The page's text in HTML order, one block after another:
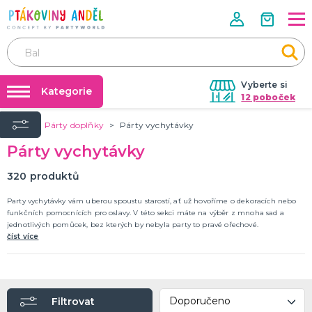
Vyberte si
12 poboček
Půjčovna kostýmů
Párty výzdoba na klíč
Nafukování balónků
Prodejny
Rozvoz
Párty Blog
Kariéra
Kontakt
Kategorie
ROZLUČKA SE SVOBODOU, SVATBA
Doplňky pro ženicha
Doplňky pro družičky a mládence
HALLOWEEN A HOROROVÁ PÁRTY
Hororová líčidla a efekty
Masky a škrabošky
Dámské kostýmy
Pánské kostýmy
Dětské kostýmy
Doplňky a rekvizity
DALŠÍ KATEGORIE
Úvod Párty doplňky Párty vychytávky
Párty vychytávky
320 produktů
Party vychytávky vám uberou spoustu starostí, ať už hovoříme o dekoracích nebo
funkčních pomocnících pro oslavy. V této sekci máte na výběr z mnoha sad a
jednotlivých pomůcek, bez kterých by nebyla party to pravé ořechové.
číst více
Filtrovat